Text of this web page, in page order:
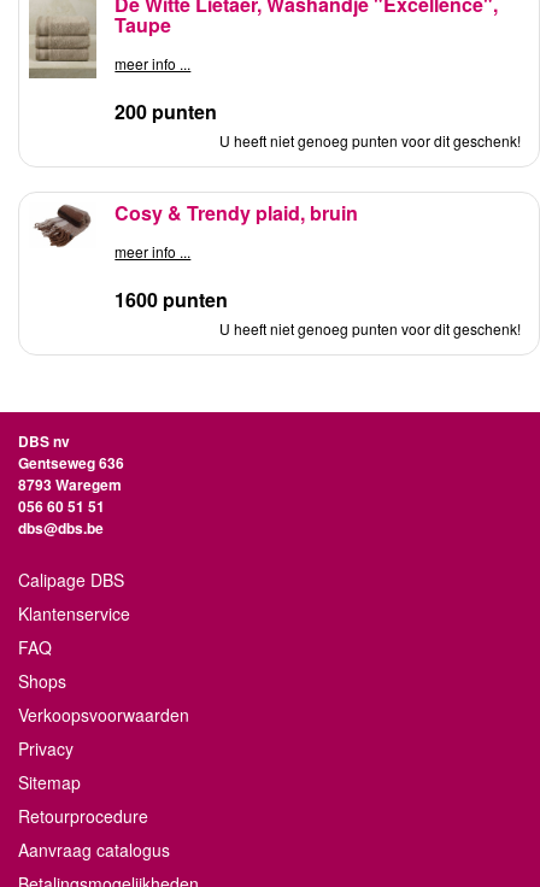
Taupe
meer info ...
200 punten
U heeft niet genoeg punten voor dit geschenk!
Cosy & Trendy plaid, bruin
meer info ...
1600 punten
U heeft niet genoeg punten voor dit geschenk!
DBS nv
Gentseweg 636
8793 Waregem
056 60 51 51
dbs@dbs.be
Calipage DBS
Klantenservice
FAQ
Shops
Verkoopsvoorwaarden
Privacy
Sitemap
Retourprocedure
Aanvraag catalogus